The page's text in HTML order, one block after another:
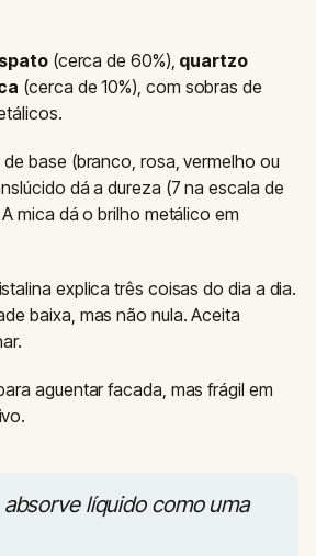
(cerca de 60%), quartzo
(cerca de 10%), com sobras de
base (branco, rosa, vermelho ou
dá a dureza (7 na escala de
mica dá o brilho metálico em
explica três coisas do dia a dia.
baixa, mas não nula. Aceita
aguentar facada, mas frágil em
líquido como uma